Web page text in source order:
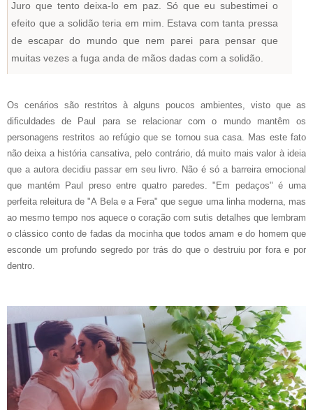
Juro que tento deixa-lo em paz. Só que eu subestimei o
efeito que a solidão teria em mim. Estava com tanta pressa
de escapar do mundo que nem parei para pensar que
muitas vezes a fuga anda de mãos dadas com a solidão.
Os cenários são restritos à alguns poucos ambientes, visto que as
dificuldades de Paul para se relacionar com o mundo mantêm os
personagens restritos ao refúgio que se tornou sua casa. Mas este fato
não deixa a história cansativa, pelo contrário, dá muito mais valor à ideia
que a autora decidiu passar em seu livro. Não é só a barreira emocional
que mantém Paul preso entre quatro paredes. "Em pedaços" é uma
perfeita releitura de "A Bela e a Fera" que segue uma linha moderna, mas
ao mesmo tempo nos aquece o coração com sutis detalhes que lembram
o clássico conto de fadas da mocinha que todos amam e do homem que
esconde um profundo segredo por trás do que o destruiu por fora e por
dentro.